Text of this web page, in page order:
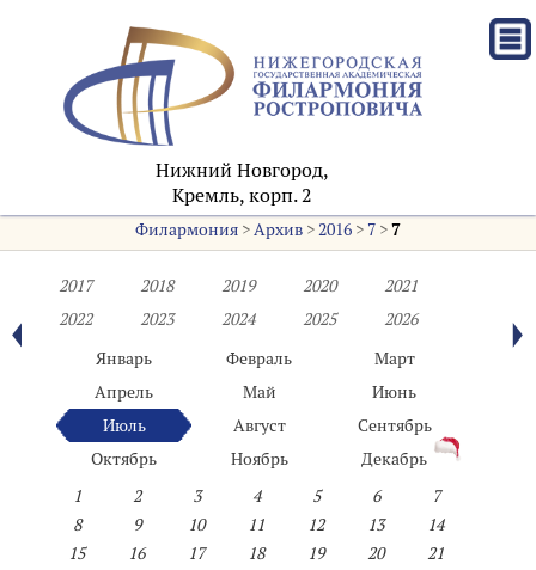
Нижний Новгород,
Кремль, корп. 2
Филармония>Архив>2016> 7>7
2017 2018 2019 2020
2021
2022
2023 2024 2025
2026
Январь
Февраль
Март
Апрель
Май
Июнь
Июль
Август
Сентябрь
Октябрь
Ноябрь
Декабрь
1
2 3 4 5 6
7
8
9 10 11 12 13
14
15
16 17 18 19 20
21